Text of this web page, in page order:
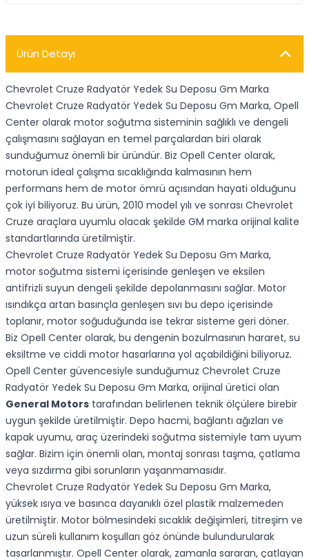
Ürün Detayı
Chevrolet Cruze Radyatör Yedek Su Deposu Gm Marka
Chevrolet Cruze Radyatör Yedek Su Deposu Gm Marka, Opell
Center olarak motor soğutma sisteminin sağlıklı ve dengeli
çalışmasını sağlayan en temel parçalardan biri olarak
sunduğumuz önemli bir üründür. Biz Opell Center olarak,
motorun ideal çalışma sıcaklığında kalmasının hem
performans hem de motor ömrü açısından hayati olduğunu
çok iyi biliyoruz. Bu ürün, 2010 model yılı ve sonrası Chevrolet
Cruze araçlara uyumlu olacak şekilde GM marka orijinal kalite
standartlarında üretilmiştir.
Chevrolet Cruze Radyatör Yedek Su Deposu Gm Marka,
motor soğutma sistemi içerisinde genleşen ve eksilen
antifrizli suyun dengeli şekilde depolanmasını sağlar. Motor
ısındıkça artan basınçla genleşen sıvı bu depo içerisinde
toplanır, motor soğuduğunda ise tekrar sisteme geri döner.
Biz Opell Center olarak, bu dengenin bozulmasının hararet, su
eksiltme ve ciddi motor hasarlarına yol açabildiğini biliyoruz.
Opell Center güvencesiyle sunduğumuz Chevrolet Cruze
Radyatör Yedek Su Deposu Gm Marka, orijinal üretici olan
General Motors tarafından belirlenen teknik ölçülere birebir
uygun şekilde üretilmiştir. Depo hacmi, bağlantı ağızları ve
kapak uyumu, araç üzerindeki soğutma sistemiyle tam uyum
sağlar. Bizim için önemli olan, montaj sonrası taşma, çatlama
veya sızdırma gibi sorunların yaşanmamasıdır.
Chevrolet Cruze Radyatör Yedek Su Deposu Gm Marka,
yüksek ısıya ve basınca dayanıklı özel plastik malzemeden
üretilmiştir. Motor bölmesindeki sıcaklık değişimleri, titreşim ve
uzun süreli kullanım koşulları göz önünde bulundurularak
tasarlanmıştır. Opell Center olarak, zamanla sararan, çatlayan